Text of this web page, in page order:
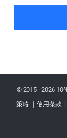
© 2015 - 2026
策略 ｜ 使用条款 |